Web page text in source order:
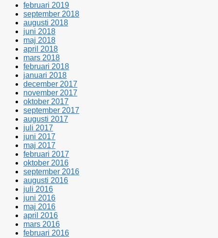
februari 2019
september 2018
augusti 2018
juni 2018
maj 2018
april 2018
mars 2018
februari 2018
januari 2018
december 2017
november 2017
oktober 2017
september 2017
augusti 2017
juli 2017
juni 2017
maj 2017
februari 2017
oktober 2016
september 2016
augusti 2016
juli 2016
juni 2016
maj 2016
april 2016
mars 2016
februari 2016